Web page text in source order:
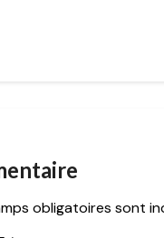
obligatoires sont